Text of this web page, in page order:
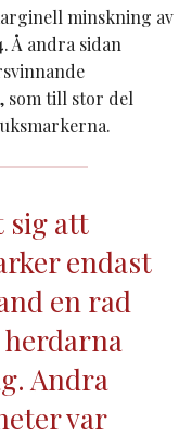
minskning av
Å andra sidan
som till stor del
sig att
endast
en rad
Andra
var